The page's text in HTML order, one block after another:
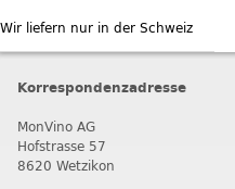
Wir liefern nur in der Schweiz
Korrespondenzadresse
MonVino AG
Hofstrasse 57
8620 Wetzikon